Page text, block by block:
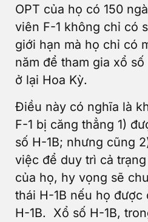
OPT của họ có 150
viên F-1 không chỉ có
giới hạn mà họ chỉ có
năm để tham gia xổ
ở lại Hoa Kỳ.
Điều này có nghĩa là
F-1 bị căng thẳng 1)
số H-1B; nhưng cũng
việc để duy trì cả
của họ, hy vọng sẽ
thái H-1B nếu họ
H-1B. Xổ số H-1B,